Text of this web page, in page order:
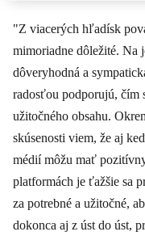
"Z viacerých hľadísk
mimoriadne dôležité. Na
dôveryhodná a
radosťou podporujú, čím
užitočného obsahu.
skúsenosti viem, že aj
médií môžu mať
platformách je ťažšie sa
za potrebné a užitočné,
dokonca aj z úst do úst,